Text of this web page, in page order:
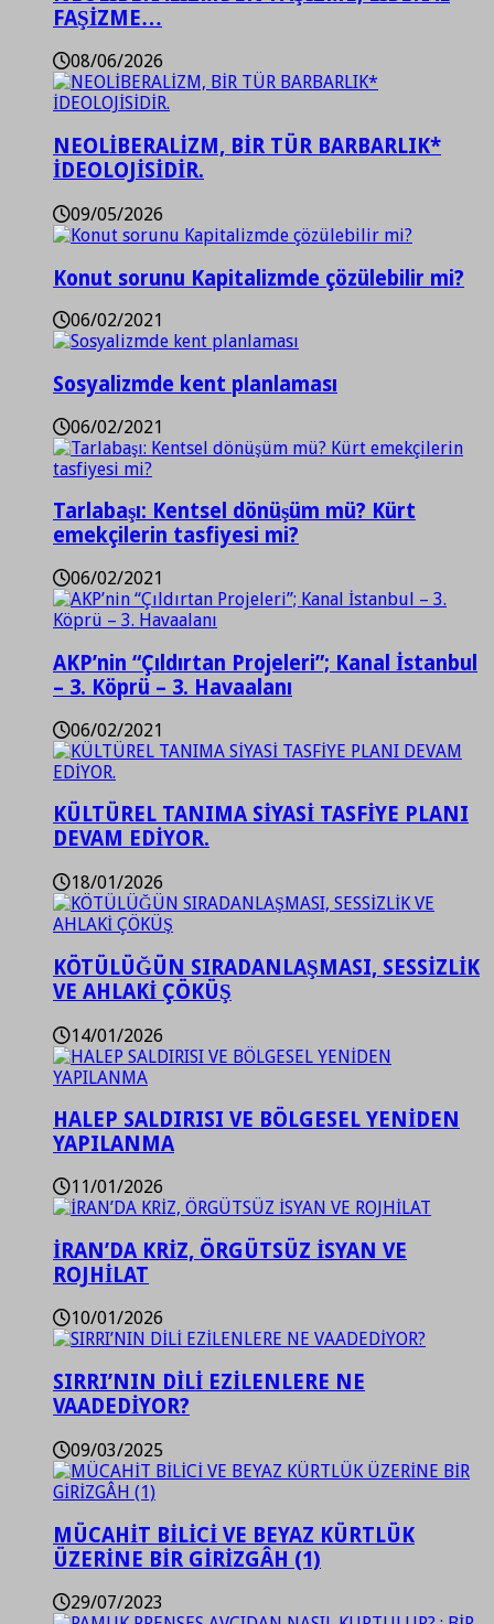
FAŞİZME…
08/06/2026
NEOLİBERALİZM, BİR TÜR BARBARLIK*
İDEOLOJİSİDİR.
09/05/2026
Konut sorunu Kapitalizmde çözülebilir mi?
06/02/2021
Sosyalizmde kent planlaması
06/02/2021
Tarlabaşı: Kentsel dönüşüm mü? Kürt
emekçilerin tasfiyesi mi?
06/02/2021
AKP’nin “Çıldırtan Projeleri”; Kanal İstanbul
– 3. Köprü – 3. Havaalanı
06/02/2021
KÜLTÜREL TANIMA SİYASİ TASFİYE PLANI
DEVAM EDİYOR.
18/01/2026
KÖTÜLÜĞÜN SIRADANLAŞMASI, SESSİZLİK
VE AHLAKİ ÇÖKÜŞ
14/01/2026
HALEP SALDIRISI VE BÖLGESEL YENİDEN
YAPILANMA
11/01/2026
İRAN’DA KRİZ, ÖRGÜTSÜZ İSYAN VE
ROJHİLAT
10/01/2026
SIRRI’NIN DİLİ EZİLENLERE NE
VAADEDİYOR?
09/03/2025
MÜCAHİT BİLİCİ VE BEYAZ KÜRTLÜK
ÜZERİNE BİR GİRİZGÂH (1)
29/07/2023